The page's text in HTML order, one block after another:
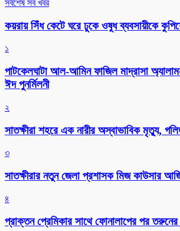
সর্বশেষ সব খবর
কয়রায় সিঁধ কেটে ঘরে ঢুকে ওষুধ ব্যবসায়ীকে
১
পাটকেলঘাটা আল-আমিন ফাজিল মাদ্রাসা
ঈদ পুনর্মিলনী
২
সাতক্ষীরা শহরে এক নারীর অস্বাভাবিক মৃত্যু,
৩
সাতক্ষীরার নতুন জেলা প্রশাসক মিজ কাউসার
৪
প্রাক্তন প্রেমিকার সাথে ফোনালাপের পর